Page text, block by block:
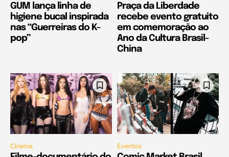
GUM lança linha de
higiene bucal inspirada
nas “Guerreiras do K-
pop”
Praça da Liberdade
recebe evento gratuito
em comemoração ao
Ano da Cultura Brasil-
China
Cinema Eventos